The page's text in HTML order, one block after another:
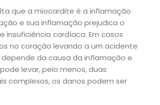
que a miocardite é a inflamação
e sua inflamação prejudica o
cardíaca. Em casos
no coração levando a um acidente
da causa da inflamação e
levar, pelo menos, duas
complexos, os danos podem ser